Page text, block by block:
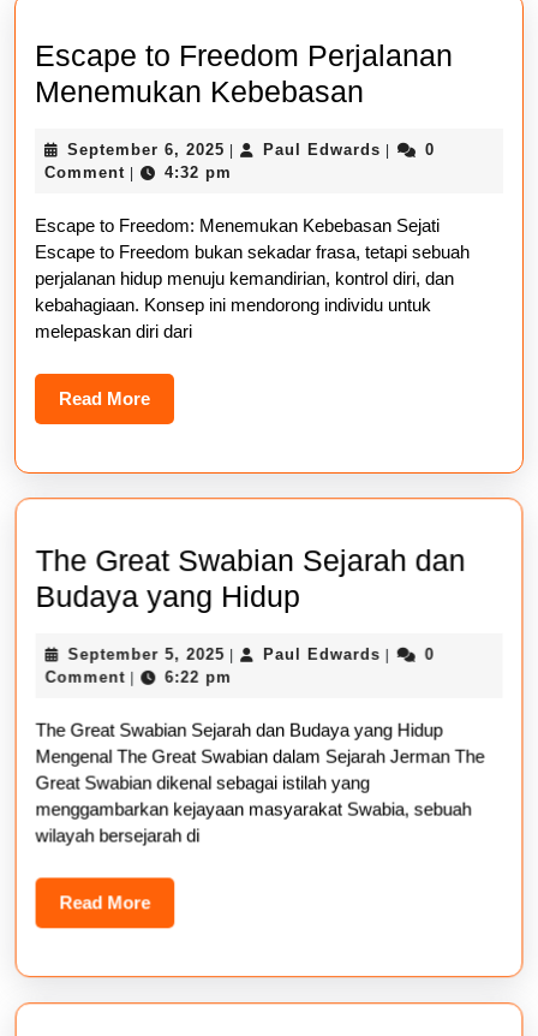
Escape to Freedom Perjalanan
Menemukan Kebebasan
Freedom
Menemukan
Kebebasan
September 6, 2025 September
6,
Paul Edwards Paul 0
Comment
4:32 pm
Escape to Freedom: Menemukan Kebebasan Sejati
Escape to Freedom bukan sekadar frasa, tetapi sebuah
perjalanan hidup menuju kemandirian, kontrol diri, dan
kebahagiaan. Konsep ini mendorong individu untuk
melepaskan diri dari
Read MoreRead
More
The Great Swabian Sejarah dan
Budaya yang Hidup
Swabian
dan
Budaya
yang
September 5, 2025 September
5,
Paul Edwards Paul 0
Comment
6:22 pm
The Great Swabian Sejarah dan Budaya yang Hidup
Mengenal The Great Swabian dalam Sejarah Jerman The
Great Swabian dikenal sebagai istilah yang
menggambarkan kejayaan masyarakat Swabia, sebuah
wilayah bersejarah di
Read MoreRead
More